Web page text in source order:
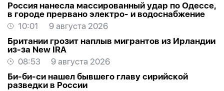
Россия нанесла массированный удар по Одессе,
в городе прервано электро- и водоснабжение
10:01
9 августа 2026
Британии грозит наплыв мигрантов из Ирландии
из-за New IRA
08:53
9 августа 2026
Би-би-си нашел бывшего главу сирийской
разведки в России